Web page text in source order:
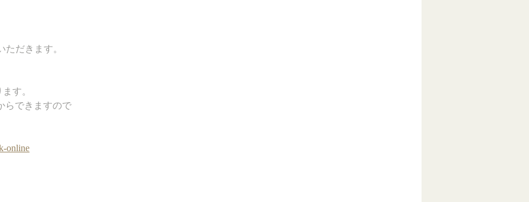
いただきます。
す。
らできますので
online